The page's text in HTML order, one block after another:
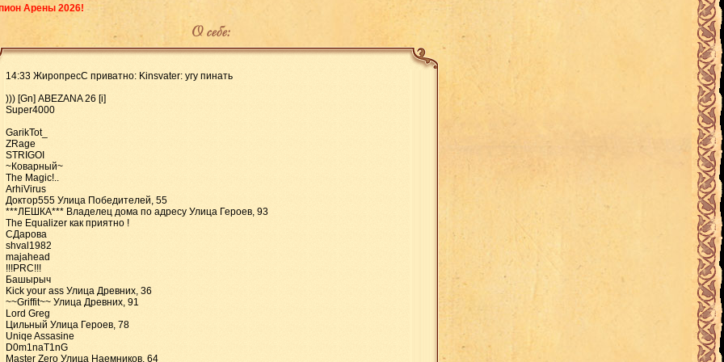
Арены 2026!
О себе:
14:33 ЖиропресС приватно: Kinsvater: угу пинать
))) [Gn] ABEZANA 26 [i]
Super4000
GarikTot_
ZRage
STRIGOI
~Коварный~
The Magic!..
ArhiVirus
Доктор555 Улица Победителей, 55
***ЛЕШКА*** Владелец дома по адресу Улица Героев, 93
The Equalizer как приятно !
СДарова
shval1982
majahead
!!!PRC!!!
Башырыч
Kick your ass Улица Древних, 36
~~Griffit~~ Улица Древних, 91
Lord Greg
Цильный Улица Героев, 78
Uniqe Assasine
D0m1naT1nG
Master Zero Улица Наемников, 64